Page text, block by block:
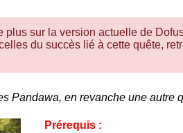
plus sur la version actuelle de
du succès lié à cette quête,
Pandawa, en revanche une autre
Prérequis :